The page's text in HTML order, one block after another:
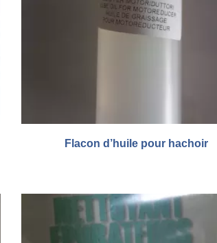
Flacon d’huile pour hachoir